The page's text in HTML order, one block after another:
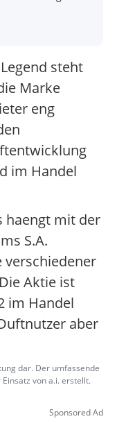
steht
Marke
eng
im Handel
haengt mit der
S.A.
verschiedener
Aktie ist
im Handel
aber
dar. Der umfassende
von a.i. erstellt.
Sponsored Ad